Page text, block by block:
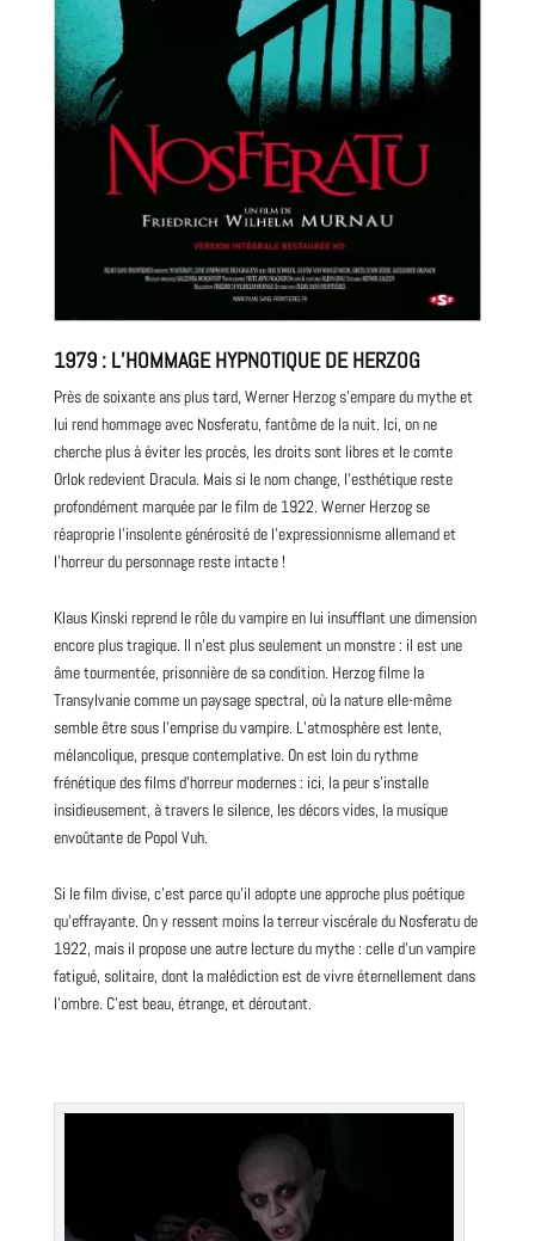
1979 : L’HOMMAGE HYPNOTIQUE DE HERZOG
Près de soixante ans plus tard, Werner Herzog s’empare du mythe et
lui rend hommage avec Nosferatu, fantôme de la nuit. Ici, on ne
cherche plus à éviter les procès, les droits sont libres et le comte
Orlok redevient Dracula. Mais si le nom change, l’esthétique reste
profondément marquée par le film de 1922. Werner Herzog se
réaproprie l’insolente générosité de l’expressionnisme allemand et
l’horreur du personnage reste intacte !
Klaus Kinski reprend le rôle du vampire en lui insufflant une dimension
encore plus tragique. Il n’est plus seulement un monstre : il est une
âme tourmentée, prisonnière de sa condition. Herzog filme la
Transylvanie comme un paysage spectral, où la nature elle-même
semble être sous l’emprise du vampire. L’atmosphère est lente,
mélancolique, presque contemplative. On est loin du rythme
frénétique desfilmsd’horreur modernes : ici, la peur s’installe
insidieusement, à travers le silence, les décors vides, la musique
envoûtante de Popol Vuh.
Si le film divise, c’est parce qu’il adopte une approche plus poétique
qu’effrayante. On y ressent moins la terreur viscérale du Nosferatu de
1922, mais il propose une autre lecture du mythe : celle d’un vampire
fatigué, solitaire, dont la malédiction est de vivre éternellement dans
l’ombre. C’est beau, étrange, et déroutant.